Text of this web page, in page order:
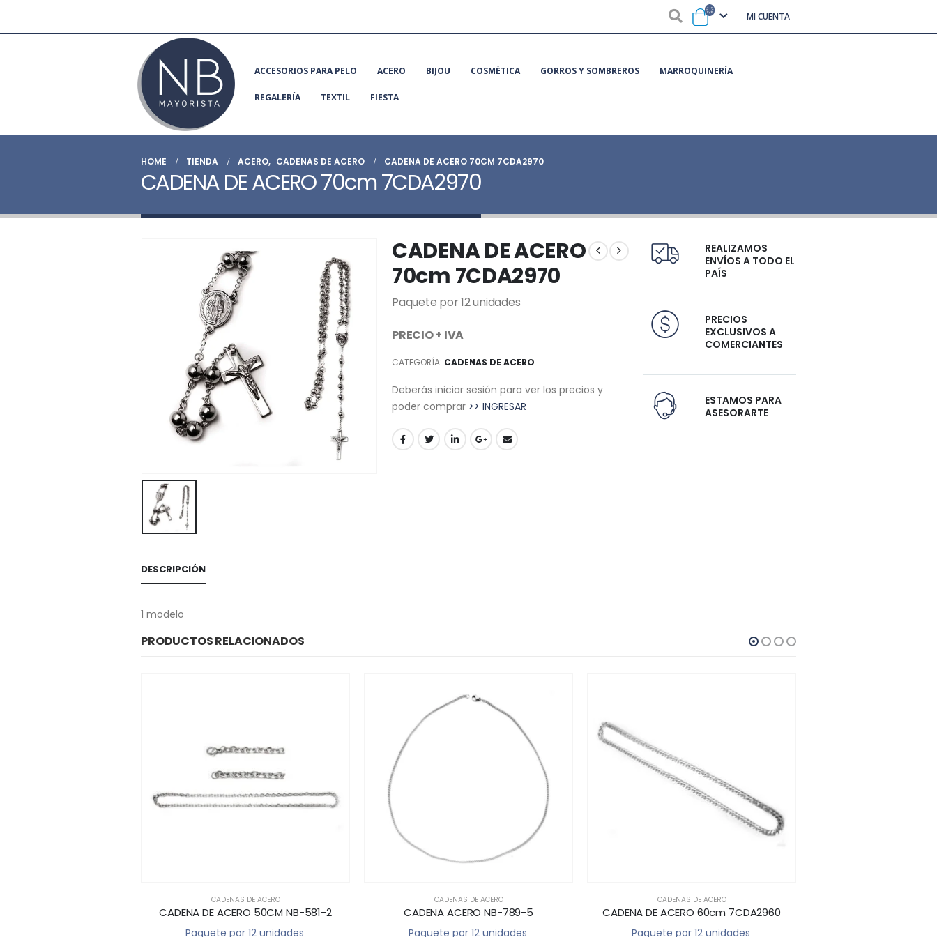
MI CUENTA
ACCESORIOS PARA PELO ACERO BIJOU COSMÉTICA GORROS Y SOMBREROS MARROQUINERÍA
REGALERÍA TEXTIL FIESTA
HOME TIENDA ACERO, CADENAS DE ACERO CADENA DE ACERO 70CM 7CDA2970
CADENA DE ACERO 70cm 7CDA2970
CADENA DE ACERO
70cm 7CDA2970
Paquete por 12 unidades
PRECIO + IVA
CATEGORÍA: CADENAS DE ACERO
Deberás iniciar sesión para ver los precios y
poder comprar >> INGRESAR
DESCRIPCIÓN
1 modelo
REALIZAMOS
ENVÍOS A TODO EL
PAÍS
PRECIOS
EXCLUSIVOS A
COMERCIANTES
ESTAMOS PARA
ASESORARTE
PRODUCTOS RELACIONADOS
CADENAS DE ACERO
CADENA DE ACERO 50CM NB-581-2
Paquete por 12 unidades
CADENAS DE ACERO
CADENA ACERO NB-789-5
Paquete por 12 unidades
CADENAS DE ACERO
CADENA DE ACERO 60cm 7CDA2960
Paquete por 12 unidades
CONJUNTO DE ACERO NB-1318